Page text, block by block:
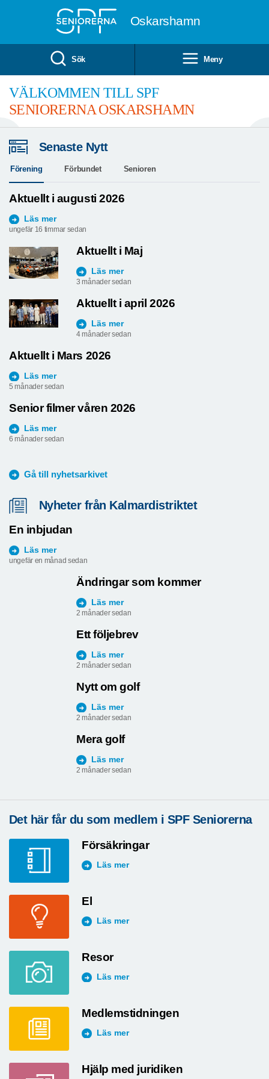
Oskarshamn
Sök Meny
VÄLKOMMEN TILL SPF
SENIORERNA OSKARSHAMN
Senaste Nytt
Förening Förbundet Senioren
Aktuellt i augusti 2026
Läs mer
ungefär 16 timmar sedan
Aktuellt i Maj
Läs mer
3 månader sedan
Aktuellt i april 2026
Läs mer
4 månader sedan
Aktuellt i Mars 2026
Läs mer
5 månader sedan
Senior filmer våren 2026
Läs mer
6 månader sedan
Gå till nyhetsarkivet
Nyheter från Kalmardistriktet
En inbjudan
Läs mer
ungefär en månad sedan
Ändringar som kommer
Läs mer
2 månader sedan
Ett följebrev
Läs mer
2 månader sedan
Nytt om golf
Läs mer
2 månader sedan
Mera golf
Läs mer
2 månader sedan
Det här får du som medlem i SPF Seniorerna
Försäkringar
Läs mer
El
Läs mer
Resor
Läs mer
Medlemstidningen
Läs mer
Hjälp med juridiken